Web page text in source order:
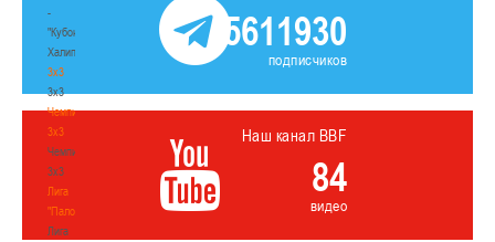
-
"Кубок
Халипского"
3x3
3x3
Чемпионат
3х3
Чемпионат
3х3
Лига
"Палова"
Лига
5611930
подписчиков
Наш канал BBF
84
видео